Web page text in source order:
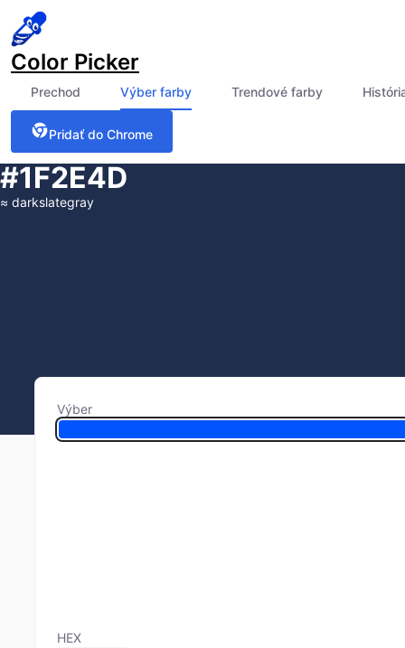
Color Picker
Prechod Výber farby Trendové farby
Pridať do Chrome
#1F2E4D
≈ darkslategray
Výber
HEX